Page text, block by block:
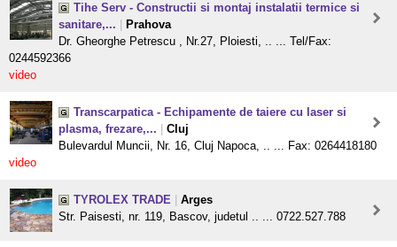
Tihe Serv - Constructii si montaj instalatii termice si
sanitare,...
Prahova
Dr. Gheorghe Petrescu , Nr.27, Ploiesti, .. ... Tel/Fax:
0244592366
video
Transcarpatica - Echipamente de taiere cu laser si
plasma, frezare,...
Cluj
Bulevardul Muncii, Nr. 16, Cluj Napoca, .. ... Fax: 0264418180
video
TYROLEX TRADE
Arges
Str. Paisesti, nr. 119, Bascov, judetul .. ... 0722.527.788